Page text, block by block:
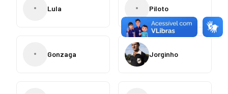
• Lula • Piloto
• Gonzaga Jorginho